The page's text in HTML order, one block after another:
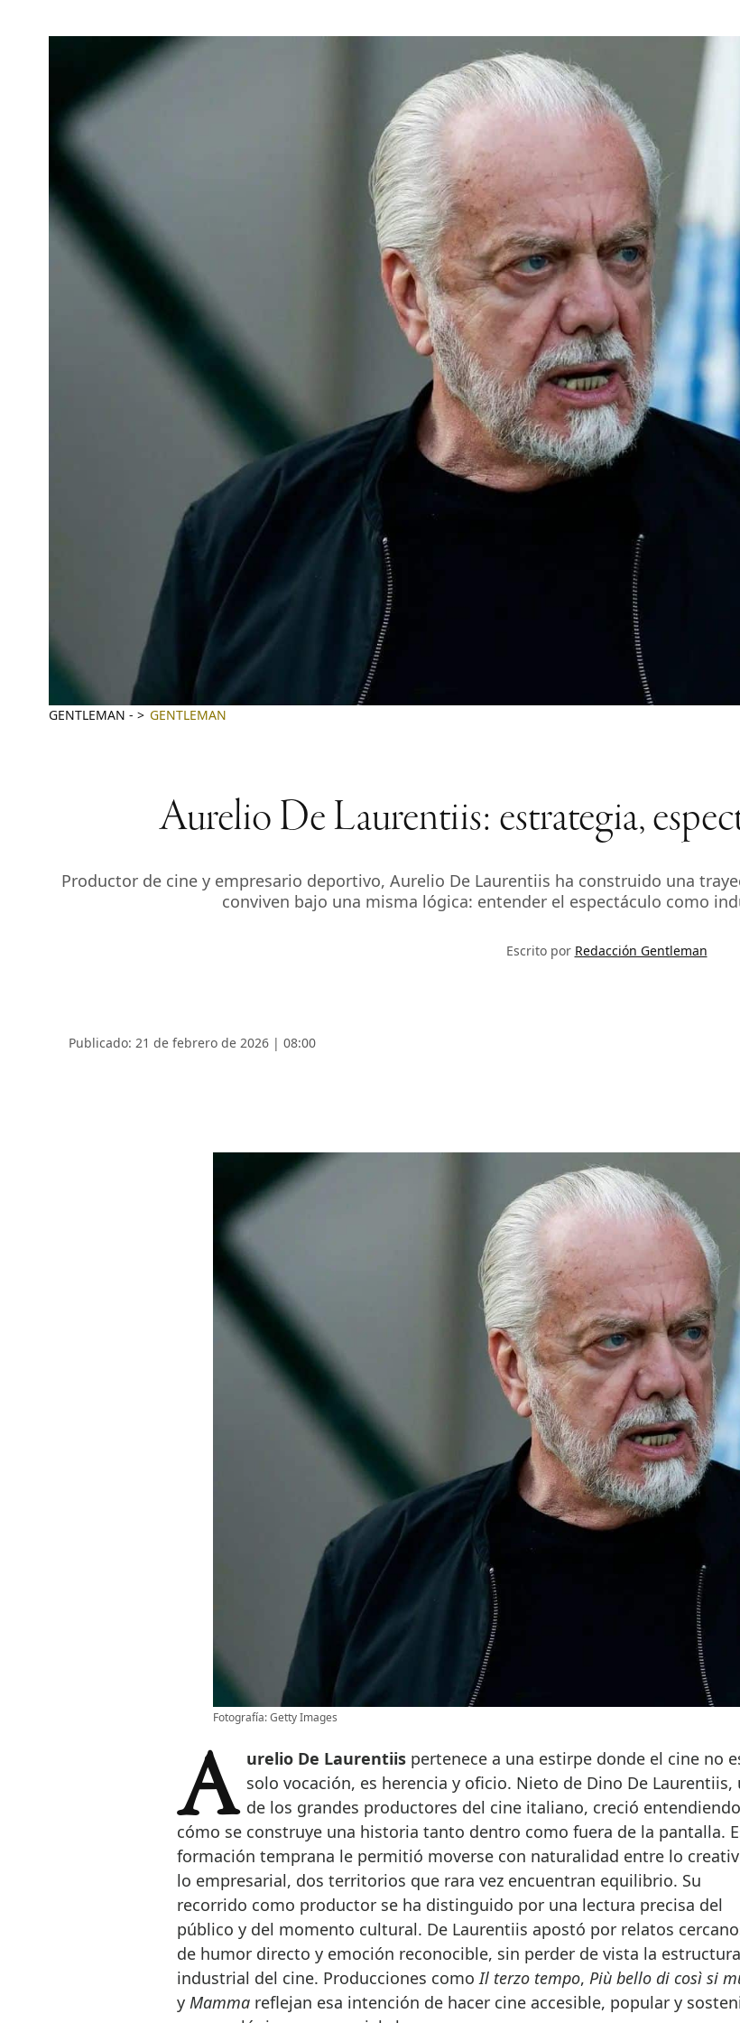
GENTLEMAN - GENTLEMAN
Aurelio De Laurentiis: estrategia,
Productor de cine y empresario deportivo, Aurelio De Laurentiis ha construido una
conviven bajo una misma lógica: entender el espectáculo como
Escrito por Redacción Gentleman
Publicado: 21 de febrero de 2026 | 08:00
Fotografía: Getty Images
Aurelio De Laurentiispertenece a una estirpe donde el cine no
solo vocación, es herencia y oficio. Nieto de Dino De Laurentiis,
de los grandes productores del cine italiano, creció entendiendo
cómo se construye una historia tanto dentro como fuera de la pantalla.
formación temprana le permitió moverse con naturalidad entre lo
lo empresarial, dos territorios que rara vez encuentran equilibrio. Su
recorrido como productor se ha distinguido por una lectura precisa del
público y del momento cultural. De Laurentiis apostó por relatos
de humor directo y emoción reconocible, sin perder de vista la estructura
industrial del cine. Producciones como Il terzo tempo, Più bello di così si
y Mammareflejan esa intención de hacer cine accesible, popular y